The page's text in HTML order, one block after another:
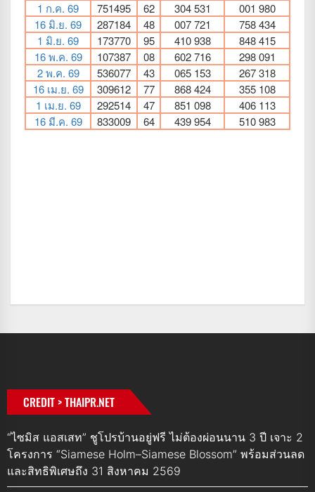
CREDIT > THAIPR.NET
“ไซมิส แอสเสท” ชูโปรบ้านอยู่ฟรี ไม่ต้องผ่อนนาน 3 ปี เจาะ 2
โครงการ “Siamese Holm–Siamese Blossom” พร้อมส่วนลด
และสิทธิพิเศษถึง 31 สิงหาคม 2569